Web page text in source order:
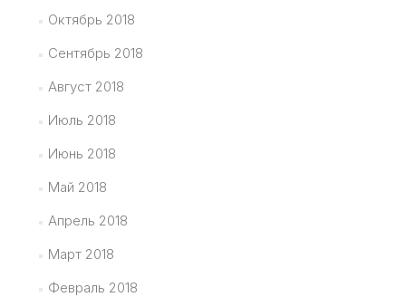
Октябрь 2018
Сентябрь 2018
Август 2018
Июль 2018
Июнь 2018
Май 2018
Апрель 2018
Март 2018
Февраль 2018